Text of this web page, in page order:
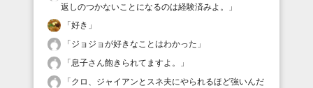
返しのつかないことになるのは経験済みよ。
」
「好き 」
「ジョジョが好きなことはわかった 」
「息子さん飽きられてますよ。
」
「クロ、ジャイアンとスネ夫にやられるほど強いんだ